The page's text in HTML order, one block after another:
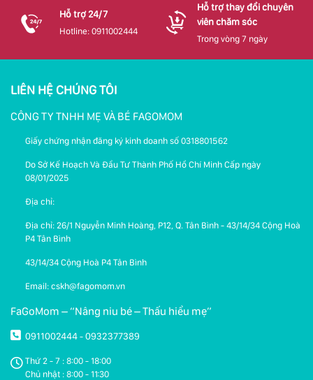
Hỗ trợ 24/7
Hotline: 0911002444
Hỗ trợ thay đổi chuyên
viên chăm sóc
Trong vòng 7 ngày
LIÊN HỆ CHÚNG TÔI
CÔNG TY TNHH MẸ VÀ BÉ FAGOMOM
Giấy chứng nhận đăng ký kinh doanh số 0318801562
Do Sở Kế Hoạch Và Đầu Tư Thành Phố Hồ Chí Minh Cấp ngày
08/01/2025
Địa chỉ:
Địa chỉ: 26/1 Nguyễn Minh Hoàng, P12, Q. Tân Bình - 43/14/34 Cộng Hoà
P4 Tân Bình
43/14/34 Cộng Hoà P4 Tân Bình
Email: cskh@fagomom.vn
FaGoMom – “Nâng niu bé – Thấu hiểu mẹ”
0911002444 - 0932377389
Thứ 2 - 7 : 8:00 - 18:00
Chủ nhật : 8:00 - 11:30